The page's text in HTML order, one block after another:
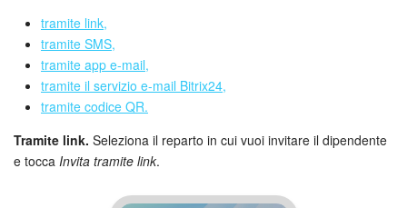
Analisi CRM
Generatore BI
Bitrix24 Market
Siti e store
tramite link,
tramite SMS,
tramite app e-mail,
tramite il servizio e-mail Bitrix24,
tramite codice QR.
Tramite link. Seleziona il reparto in cui vuoi invitare il dipendente
e tocca Invita tramite link.